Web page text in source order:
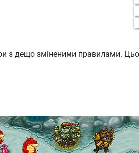
з дещо зміненими правилами.